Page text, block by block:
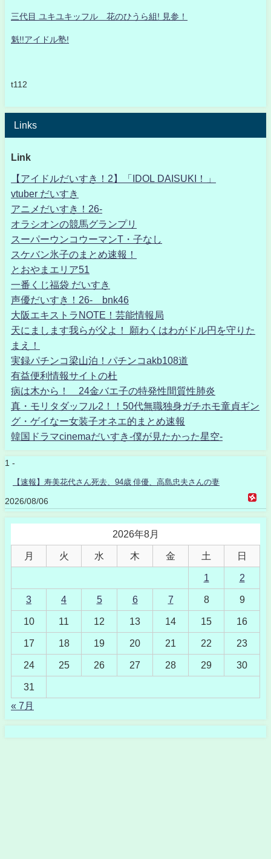
三代目 ユキユキッフル 花のひうら組! 見参！
魁!!アイドル塾!
t112
Links
Link
【アイドルだいすき！2】「IDOL DAISUKI！」
vtuber だいすき
アニメだいすき！26-
オラシオンの競馬グランプリ
スーパーウンコウーマンT・子なし
スケバン氷子のまとめ速報！
とおやまエリア51
一番くじ福袋 だいすき
声優だいすき！26- bnk46
大阪エキストラNOTE！芸能情報局
天にまします我らが父よ！ 願わくはわがドル円を守りた
まえ！
実録パチンコ梁山泊！パチンコakb108道
有益便利情報サイトの杜
病は木から！ 24金バエ子の特発性間質性肺炎
真・モリタダッフル2！！50代無職独身ガチホモ童貞ギン
グ・ゲイなー女装子オネエ的まとめ速報
韓国ドラマcinemaだいすき-僕が見たかった星空-
1 -
【速報】寿美花代さん死去、94歳 俳優、高島忠夫さんの妻
2026/08/06
2026年8月
月 火 水 木 金 土 日
1 2
3 4 5 6 7 8 9
10 11 12 13 14 15 16
17 18 19 20 21 22 23
24 25 26 27 28 29 30
31
« 7月